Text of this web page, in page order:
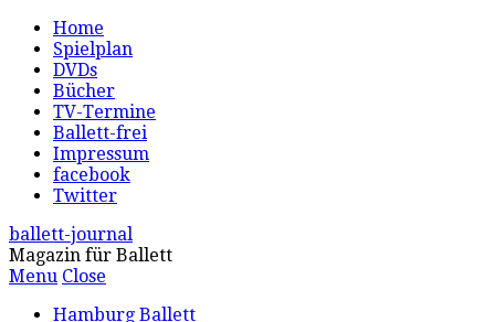
Home
Spielplan
DVDs
Bücher
TV-Termine
Ballett-frei
Impressum
facebook
Twitter
ballett-journal
Magazin für Ballett
Menu Close
Hamburg Ballett